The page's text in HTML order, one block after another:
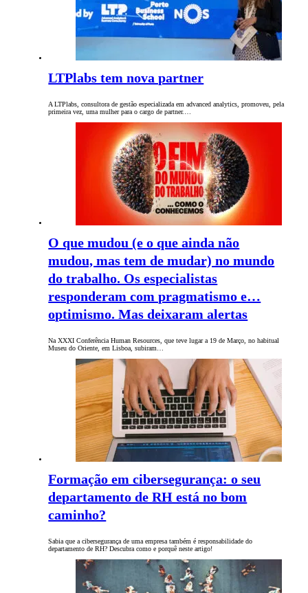
LTPlabs tem nova partner
A LTPlabs, consultora de gestão especializada em advanced analytics, promoveu, pela
primeira vez, uma mulher para o cargo de partner.…
O que mudou (e o que ainda não
mudou, mas tem de mudar) no mundo
do trabalho. Os especialistas
responderam com pragmatismo e…
optimismo. Mas deixaram alertas
Na XXXI Conferência Human Resources, que teve lugar a 19 de Março, no habitual
Museu do Oriente, em Lisboa, subiram…
Formação em cibersegurança: o seu
departamento de RH está no bom
caminho?
Sabia que a cibersegurança de uma empresa também é responsabilidade do
departamento de RH? Descubra como e porquê neste artigo!